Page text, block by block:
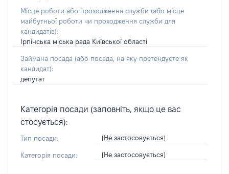
Місце роботи або проходження служби (або місце
майбутньої роботи чи проходження служби для
кандидатів):
Ірпінська міська рада Київської області
Займана посада (або посада, на яку претендуєте як
кандидат):
депутат
Категорія посади (заповніть, якщо це вас
стосується):
Тип посади: [Не застосовується]
Категорія посади: [Не застосовується]